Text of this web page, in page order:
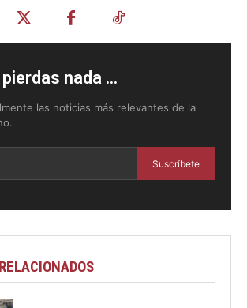
pierdas nada ...
las noticias más relevantes de la
Suscríbete